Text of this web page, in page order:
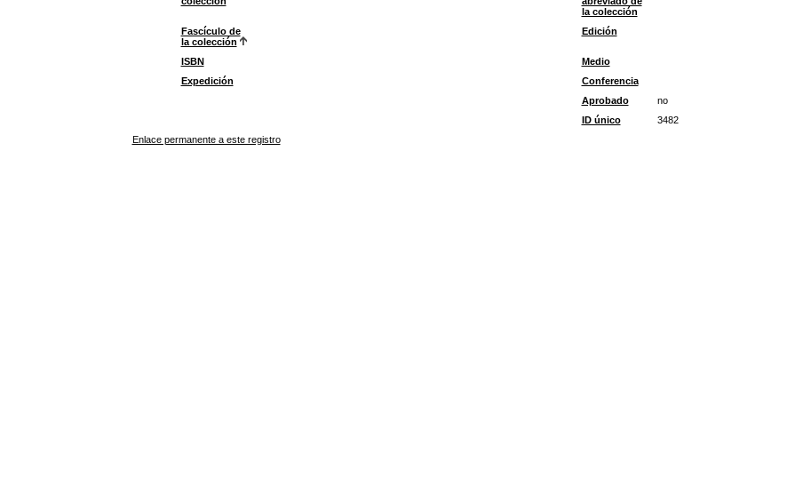
la colección
Fascículo de
la colección
Edición
ISBN
Medio
Expedición
Conferencia
Aprobado
no
ID único
3482
Enlace permanente a este registro